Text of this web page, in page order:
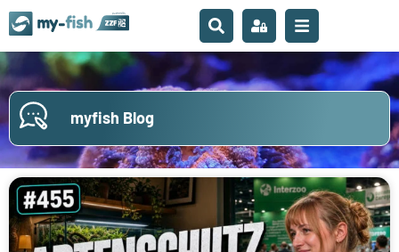
myfish Blog